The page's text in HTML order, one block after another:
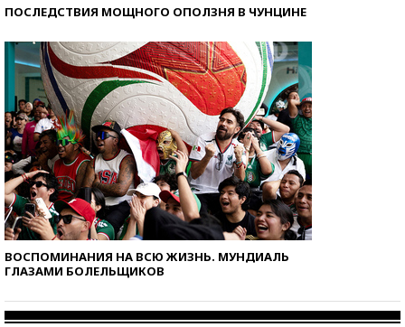
ПОСЛЕДСТВИЯ МОЩНОГО ОПОЛЗНЯ В ЧУНЦИНЕ
ВОСПОМИНАНИЯ НА ВСЮ ЖИЗНЬ. МУНДИАЛЬ
ГЛАЗАМИ БОЛЕЛЬЩИКОВ